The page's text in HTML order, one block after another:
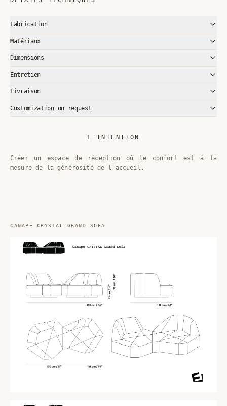
Fabrication
Matériaux
Dimensions
Entretien
Livraison
Customization on request
L'INTENTION
Créer un espace de réception où le confort est à la
mesure de la générosité de l'accueil.
CANAPÉ CRYSTAL GRAND SOFA